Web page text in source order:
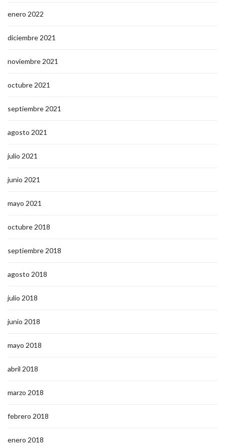
enero 2022
diciembre 2021
noviembre 2021
octubre 2021
septiembre 2021
agosto 2021
julio 2021
junio 2021
mayo 2021
octubre 2018
septiembre 2018
agosto 2018
julio 2018
junio 2018
mayo 2018
abril 2018
marzo 2018
febrero 2018
enero 2018